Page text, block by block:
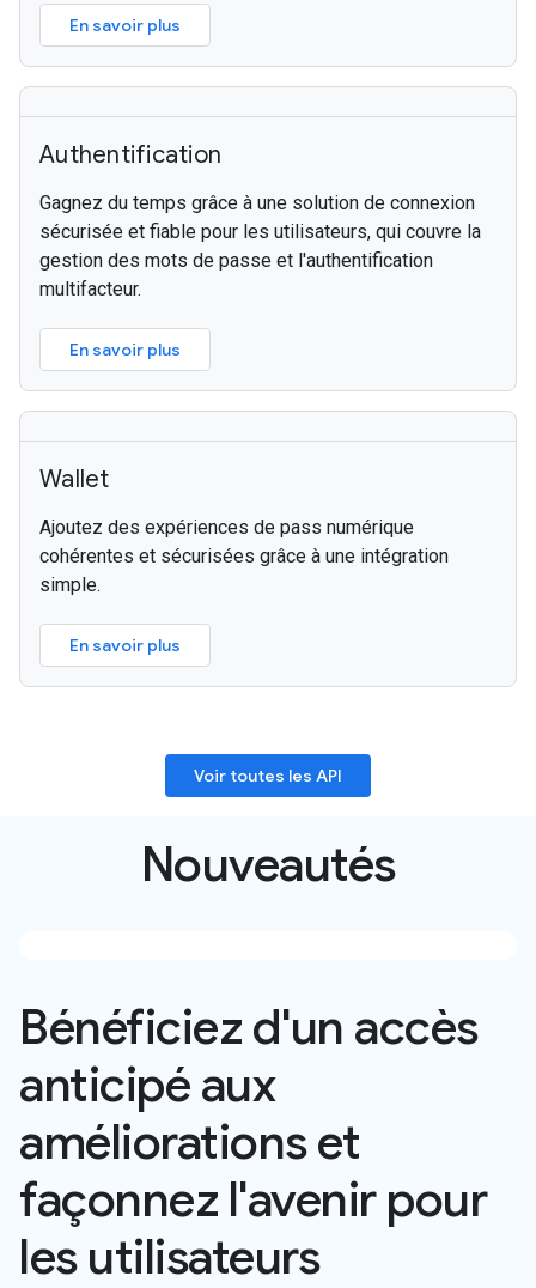
En savoir plus
Authentification
Gagnez du temps grâce à une solution de connexion
sécurisée et fiable pour les utilisateurs, qui couvre la
gestion des mots de passe et l'authentification
multifacteur.
En savoir plus
Wallet
Ajoutez des expériences de pass numérique
cohérentes et sécurisées grâce à une intégration
simple.
En savoir plus
Voir toutes les API
Nouveautés
Bénéficiez d'un accès
anticipé aux
améliorations et
façonnez l'avenir pour
les utilisateurs